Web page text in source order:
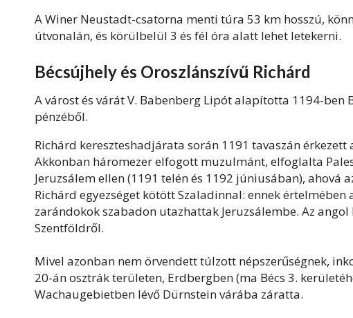
A Winer Neustadt-csatorna menti túra 53 km hosszú,
útvonalán, és körülbelül 3 és fél óra alatt lehet letekerni.
Bécsújhely és Oroszlánszívű Richárd
A várost és várát V. Babenberg Lipót alapította 1194-ben
pénzéből.
Richárd kereszteshadjárata során 1191 tavaszán
Akkonban háromezer elfogott muzulmánt, elfoglalta
Jeruzsálem ellen (1191 telén és 1192 júniusában),
Richárd egyezséget kötött Szaladinnal: ennek
zarándokok szabadon utazhattak Jeruzsálembe. Az
Szentföldről.
Mivel azonban nem örvendett túlzott népszerűségnek,
20-án osztrák területen, Erdbergben (ma Bécs 3.
Wachaugebietben lévő Dürnstein várába záratta.